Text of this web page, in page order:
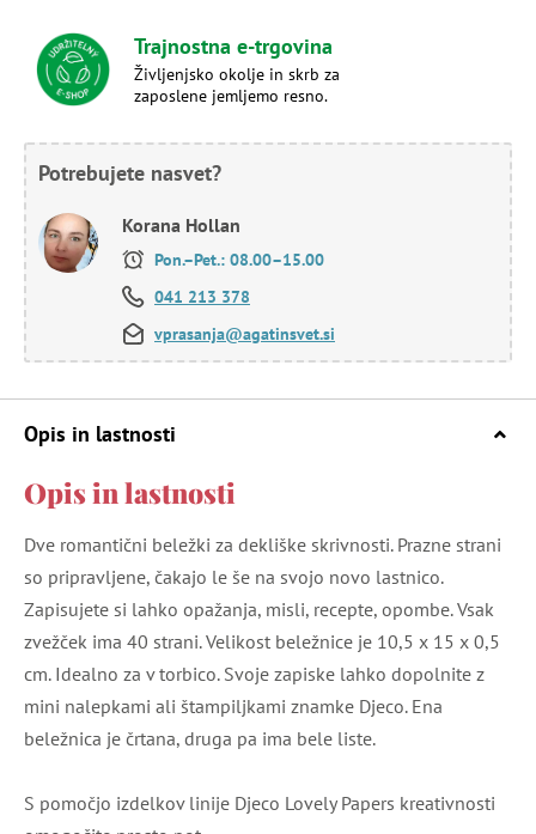
Trajnostna e-trgovina
Življenjsko okolje in skrb za
zaposlene jemljemo resno.
Potrebujete nasvet?
Korana Hollan
Pon.–Pet.: 08.00–15.00
041 213 378
vprasanja@agatinsvet.si
Opis in lastnosti
Opis in lastnosti
Dve romantični beležki za dekliške skrivnosti. Prazne strani
so pripravljene, čakajo le še na svojo novo lastnico.
Zapisujete si lahko opažanja, misli, recepte, opombe. Vsak
zvežček ima 40 strani. Velikost beležnice je 10,5 x 15 x 0,5
cm. Idealno za v torbico. Svoje zapiske lahko dopolnite z
mini nalepkami ali štampiljkami znamke Djeco. Ena
beležnica je črtana, druga pa ima bele liste.
S pomočjo izdelkov linije Djeco Lovely Papers kreativnosti